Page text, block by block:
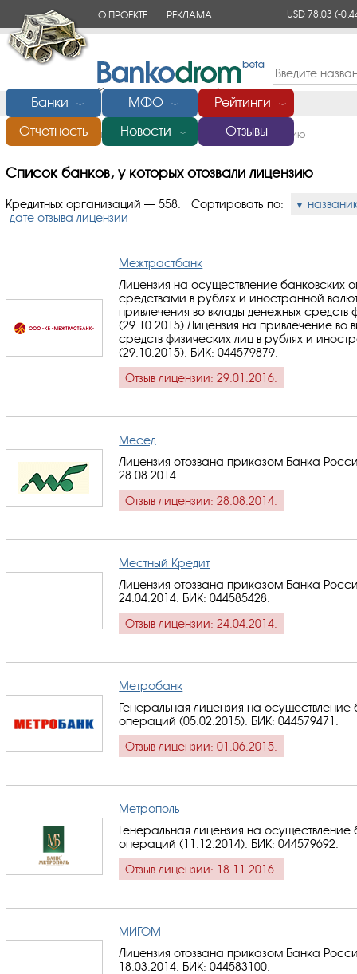
О ПРОЕКТЕ РЕКЛАМА USD 78,03(-
Банки ﹀ МФО ﹀ Рейтинги ﹀
Отчетность Новости ﹀ Отзывы
Главная/Список банков, у которых отозвали лицензию
Список банков, у которых отозвали лицензию
Кредитных организаций — 558. Сортировать по:
дате отзыва лицензии
Межтрастбанк
Лицензия на осуществление банковских
средствами в рублях и иностранной
привлечения во вклады денежных средств
(29.10.2015) Лицензия на привлечение во
средств физических лиц в рублях и
(29.10.2015). БИК: 044579879
Отзыв лицензии: 29.01.2016.
Месед
Лицензия отозвана приказом Банка
28.08.2014.
Отзыв лицензии: 28.08.2014.
Местный Кредит
Лицензия отозвана приказом Банка
24.04.2014. БИК: 044585428
Отзыв лицензии: 24.04.2014.
Метробанк
Генеральная лицензия на осуществление
операций (05.02.2015). БИК: 044579471
Отзыв лицензии: 01.06.2015.
Метрополь
Генеральная лицензия на осуществление
операций (11.12.2014). БИК: 044579692
Отзыв лицензии: 18.11.2016.
МИГОМ
Лицензия отозвана приказом Банка
18.03.2014. БИК: 044583100